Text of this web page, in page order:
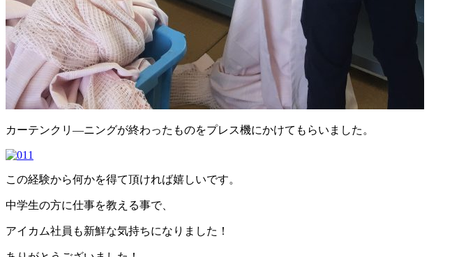
カーテンクリ―ニングが終わったものをプレス機にかけてもらいました。
この経験から何かを得て頂ければ嬉しいです。
中学生の方に仕事を教える事で、
アイカム社員も新鮮な気持ちになりました！